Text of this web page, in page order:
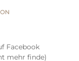
Facebook
mehr finde)